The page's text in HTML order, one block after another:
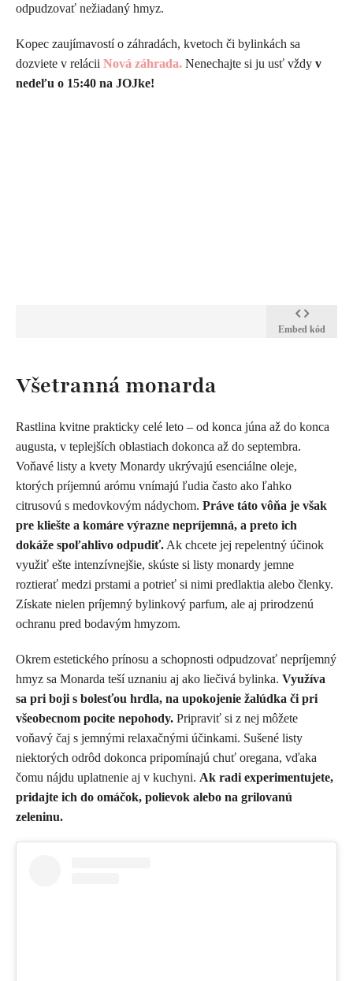
odpudzovať nežiadaný hmyz.
Kopec zaujímavostí o záhradách, kvetoch či bylinkách sa
dozviete v relácii Nová záhrada. Nenechajte si ju usť vždy v
nedeľu o 15:40 na JOJke!
Embed kód
​Všetranná monarda
Rastlina kvitne prakticky celé leto – od konca júna až do konca
augusta, v teplejších oblastiach dokonca až do septembra.
Voňavé listy a kvety Monardy ukrývajú esenciálne oleje,
ktorých príjemnú arómu vnímajú ľudia často ako ľahko
citrusovú s medovkovým nádychom. Práve táto vôňa je však
pre kliešte a komáre výrazne nepríjemná, a preto ich
dokáže spoľahlivo odpudiť. Ak chcete jej repelentný účinok
využiť ešte intenzívnejšie, skúste si listy monardy jemne
roztierať medzi prstami a potrieť si nimi predlaktia alebo členky.
Získate nielen príjemný bylinkový parfum, ale aj prirodzenú
ochranu pred bodavým hmyzom.
Okrem estetického prínosu a schopnosti odpudzovať nepríjemný
hmyz sa Monarda teší uznaniu aj ako liečivá bylinka. Využíva
sa pri boji s bolesťou hrdla, na upokojenie žalúdka či pri
všeobecnom pocite nepohody. Pripraviť si z nej môžete
voňavý čaj s jemnými relaxačnými účinkami. Sušené listy
niektorých odrôd dokonca pripomínajú chuť oregana, vďaka
čomu nájdu uplatnenie aj v kuchyni. Ak radi experimentujete,
pridajte ich do omáčok, polievok alebo na grilovanú
zeleninu.